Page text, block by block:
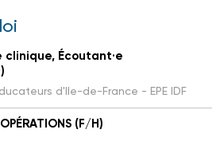
clinique, Écoutant·e
d'Ile-de-France - EPE IDF
(F/H)